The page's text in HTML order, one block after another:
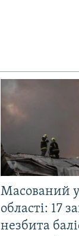
Масований
області: 17
незбита